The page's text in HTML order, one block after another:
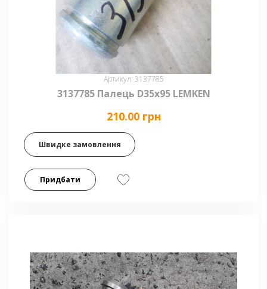
Артикул: 3137785
3137785 Палець D35x95 LEMKEN
210.00 грн
Швидке замовлення
Придбати